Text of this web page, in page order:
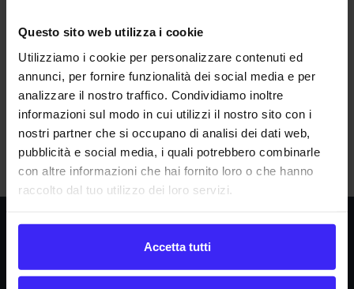
Questo sito web utilizza i cookie
Utilizziamo i cookie per personalizzare contenuti ed
annunci, per fornire funzionalità dei social media e per
analizzare il nostro traffico. Condividiamo inoltre
informazioni sul modo in cui utilizzi il nostro sito con i
nostri partner che si occupano di analisi dei dati web,
pubblicità e social media, i quali potrebbero combinarle
con altre informazioni che hai fornito loro o che hanno
raccolto dal tuo utilizzo dei loro servizi.
Accetta tutti
coesistono con i precedentiIASquindi vengono
richiamati con il termineIAS/IFRS.
A B C D E F G H I J K L
N
O P Q R S T U V W X Y Z
Società
Dicono di noi